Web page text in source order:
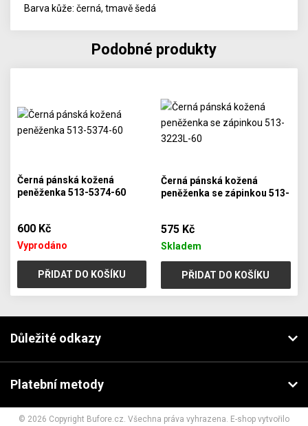
Barva kůže: černá, tmavě šedá
Podobné produkty
Černá pánská kožená
peněženka 513-5374-60
600 Kč
Vyprodáno
PŘIDAT DO KOŠÍKU
Černá pánská kožená
peněženka se zápinkou 513-
575 Kč
Skladem
PŘIDAT DO KOŠÍKU
Důležité odkazy
Platební metody
© 2026 Copyright Bufore.cz. Všechna práva vyhrazena. E-shop vytvořilo